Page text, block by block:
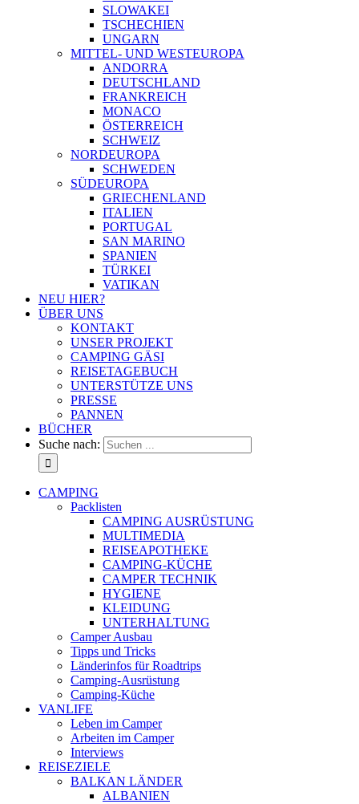
SLOWAKEI
TSCHECHIEN
UNGARN
MITTEL- UND WESTEUROPA
ANDORRA
DEUTSCHLAND
FRANKREICH
MONACO
ÖSTERREICH
SCHWEIZ
NORDEUROPA
SCHWEDEN
SÜDEUROPA
GRIECHENLAND
ITALIEN
PORTUGAL
SAN MARINO
SPANIEN
TÜRKEI
VATIKAN
NEU HIER?
ÜBER UNS
KONTAKT
UNSER PROJEKT
CAMPING GÄSI
REISETAGEBUCH
UNTERSTÜTZE UNS
PRESSE
PANNEN
BÜCHER
Suche nach:
CAMPING
Packlisten
CAMPING AUSRÜSTUNG
MULTIMEDIA
REISEAPOTHEKE
CAMPING-KÜCHE
CAMPER TECHNIK
HYGIENE
KLEIDUNG
UNTERHALTUNG
Camper Ausbau
Tipps und Tricks
Länderinfos für Roadtrips
Camping-Ausrüstung
Camping-Küche
VANLIFE
Leben im Camper
Arbeiten im Camper
Interviews
REISEZIELE
BALKAN LÄNDER
ALBANIEN